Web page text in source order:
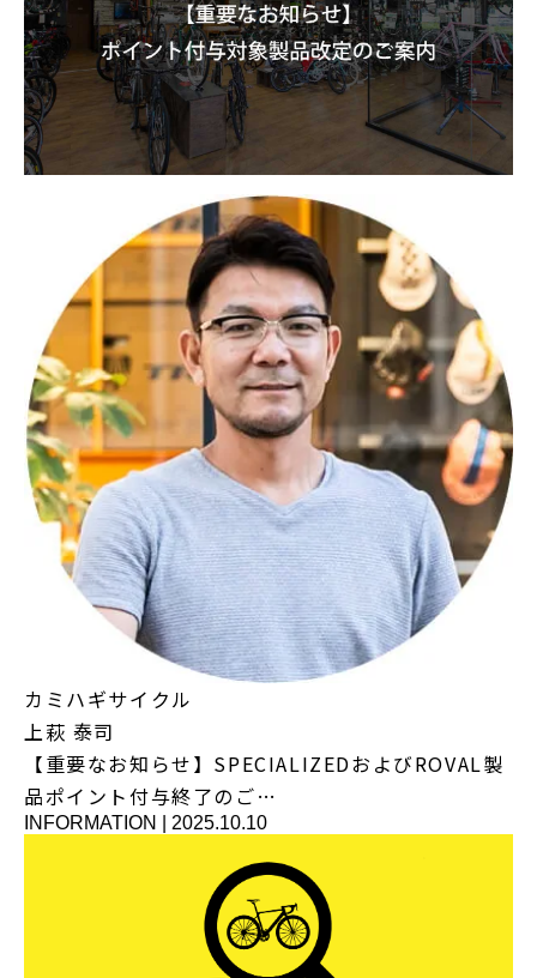
カミハギサイクル
上萩 泰司
【重要なお知らせ】SPECIALIZEDおよびROVAL製
品ポイント付与終了のご…
INFORMATION 2025.10.10